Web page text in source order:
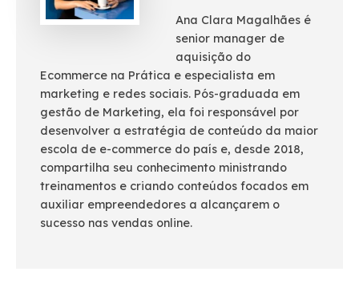
Ana Clara Magalhães é
senior manager de
aquisição do
Ecommerce na Prática e especialista em
marketing e redes sociais. Pós-graduada em
gestão de Marketing, ela foi responsável por
desenvolver a estratégia de conteúdo da maior
escola de e-commerce do país e, desde 2018,
compartilha seu conhecimento ministrando
treinamentos e criando conteúdos focados em
auxiliar empreendedores a alcançarem o
sucesso nas vendas online.